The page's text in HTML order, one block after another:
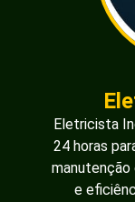
Eletricista
24 horas
e